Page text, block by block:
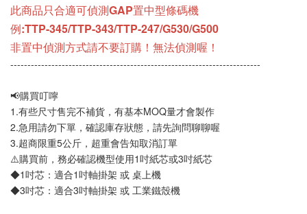
此商品只合適可偵測GAP置中型條碼機
例:TTP-345/TTP-343/TTP-247/G530/G500
非置中偵測方式請不要訂購！無法偵測喔！
-------------------------------------------------------------------------
📢購買叮嚀
1.有些尺寸售完不補貨，有基本MOQ量才會製作
2.急用請勿下單，確認庫存狀態，請先詢問聊聊喔
3.超商限重5公斤，超重會告知取消訂單
⚠️購買前，務必確認機型使用1吋紙芯或3吋紙芯
◆1吋芯：適合1吋軸掛架 或 桌上機
◆3吋芯：適合3吋軸掛架 或 工業鐵殼機